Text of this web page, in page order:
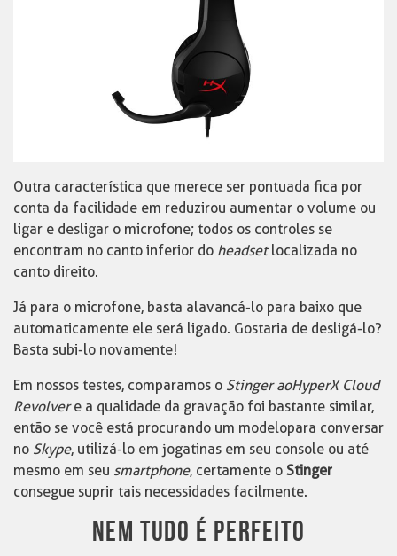
Outra característica que merece ser pontuada fica por
conta da facilidade em reduzir ou aumentar o volume ou
ligar e desligar o microfone; todos os controles se
encontram no canto inferior do headsetlocalizada no
canto direito.
Já para o microfone, basta alavancá-lo para baixo que
automaticamente ele será ligado. Gostaria de desligá-lo?
Basta subi-lo novamente!
Em nossos testes, comparamos o Stinger aoHyperX Cloud
Revolvere a qualidade da gravação foi bastante similar,
então se você está procurando um modelo para conversar
no Skype, utilizá-lo em jogatinas em seu console ou até
mesmo em seu smartphone, certamente o Stinger
consegue suprir tais necessidades facilmente.
NEM TUDO É PERFEITO